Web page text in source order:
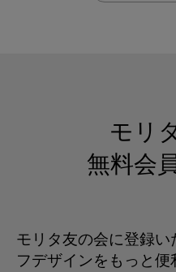
モリ
無料会
モリタ友の会に登録い
フデザインをもっと便